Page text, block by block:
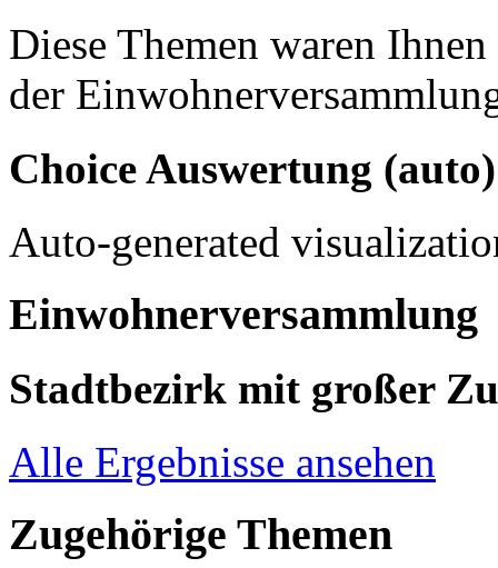
Diese Themen waren
der
Choice Auswertung
Auto-generated
Einwohnerversammlung
Stadtbezirk mit großer
Alle Ergebnisse ansehen
Zugehörige Themen